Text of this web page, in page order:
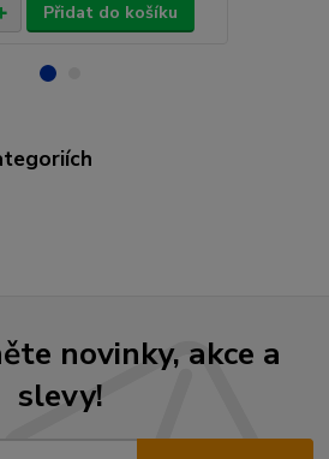
Přidat do košíku
novinky, akce a
slevy!